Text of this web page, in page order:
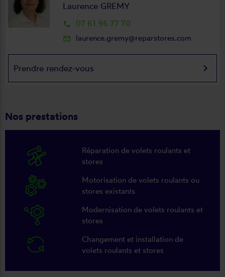
Laurence GREMY
local_phone 07 61 96 77 70
mail_outline laurence.gremy@reparstores.com
Prendre rendez-vous keyboard_arrow_right
Nos prestations
Réparation de volets roulants et
stores
Motorisation de volets roulants ou
stores existants
Modernisation de volets roulants et
stores
Changement et installation de
volets roulants et stores